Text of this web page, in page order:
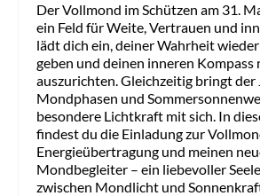
Der Vollmond im Schützen am 31.
ein Feld für Weite, Vertrauen und
lädt dich ein, deiner Wahrheit
geben und deinen inneren Kompass
auszurichten. Gleichzeitig bringt der
Mondphasen und
besondere Lichtkraft mit sich. In
findest du die Einladung zur
Energieübertragung und meinen
Mondbegleiter – ein liebevoller
zwischen Mondlicht und